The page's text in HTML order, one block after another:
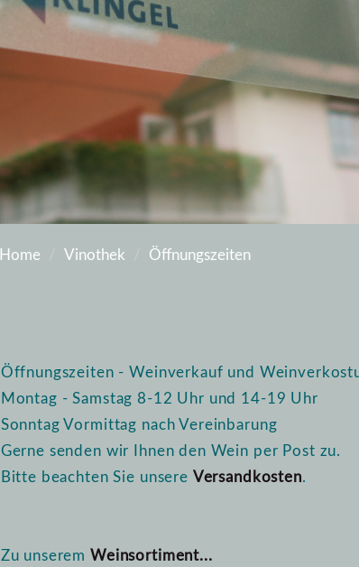
Home Vinothek Öffnungszeiten
Öffnungszeiten - Weinverkauf und
Montag - Samstag 8-12 Uhr und 14-19 Uhr
Sonntag Vormittag nach Vereinbarung
Gerne senden wir Ihnen den Wein per Post zu.
Bitte beachten Sie unsere Versandkosten.
Zu unseremWeinsortiment...